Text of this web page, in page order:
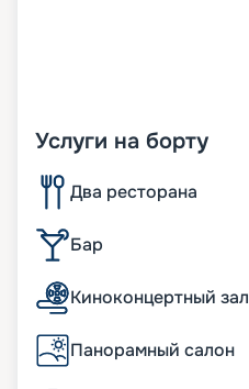
Услуги на борту
Два ресторана
Бар
Киноконцертный зал
Панорамный салон